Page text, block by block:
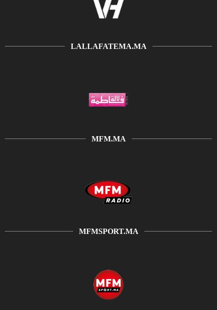
LALLAFATEMA.MA
MFM.MA
MFMSPORT.MA